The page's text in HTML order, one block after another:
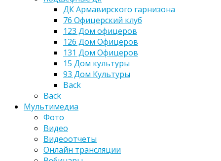
ДК Армавирского гарнизона
76 Офицерский клуб
123 Дом офицеров
126 Дом Офицеров
131 Дом Офицеров
15 Дом культуры
93 Дом Культуры
Back
Back
Мультимедиа
Фото
Видео
Видеоотчеты
Онлайн трансляции